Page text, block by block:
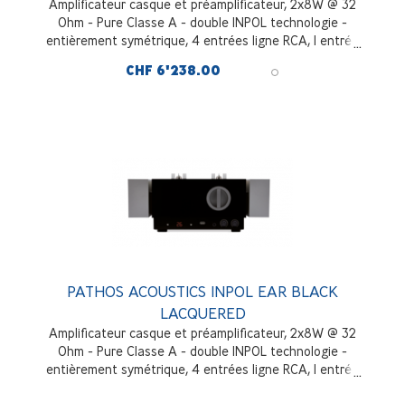
Amplificateur casque et préamplificateur, 2x8W @ 32
Ohm - Pure Classe A - double INPOL technologie -
entièrement symétrique, 4 entrées ligne RCA, 1 entrée
Laqué Rouge
CHF 6'238.00
PATHOS ACOUSTICS INPOL EAR BLACK
LACQUERED
Amplificateur casque et préamplificateur, 2x8W @ 32
Ohm - Pure Classe A - double INPOL technologie -
entièrement symétrique, 4 entrées ligne RCA, 1 entrée